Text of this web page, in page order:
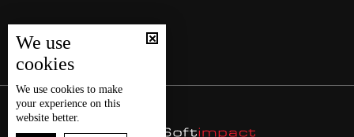
We use
cookies
We use cookies to make
your experience on this
website better.